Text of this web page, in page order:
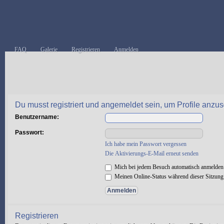
FAQ Galerie Registrieren Anmelden
Du musst registriert und angemeldet sein, um Profile
Benutzername:
Passwort:
Ich habe mein Passwort vergessen
Die Aktivierungs-E-Mail erneut senden
Mich bei jedem Besuch automatisch anmelden
Meinen Online-Status während dieser
Registrieren